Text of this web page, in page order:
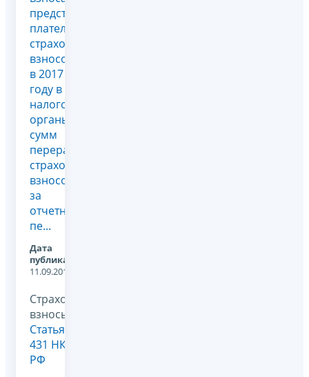
представляемом
плательщиком
страховых
взносов
в 2017
году в
налоговые
органы,
сумм
перерасчета
страховых
взносов
за
отчетные
пе...
Дата
публикации:
11.09.2017
Страховые
взносы,
Статья
431 НК
РФ